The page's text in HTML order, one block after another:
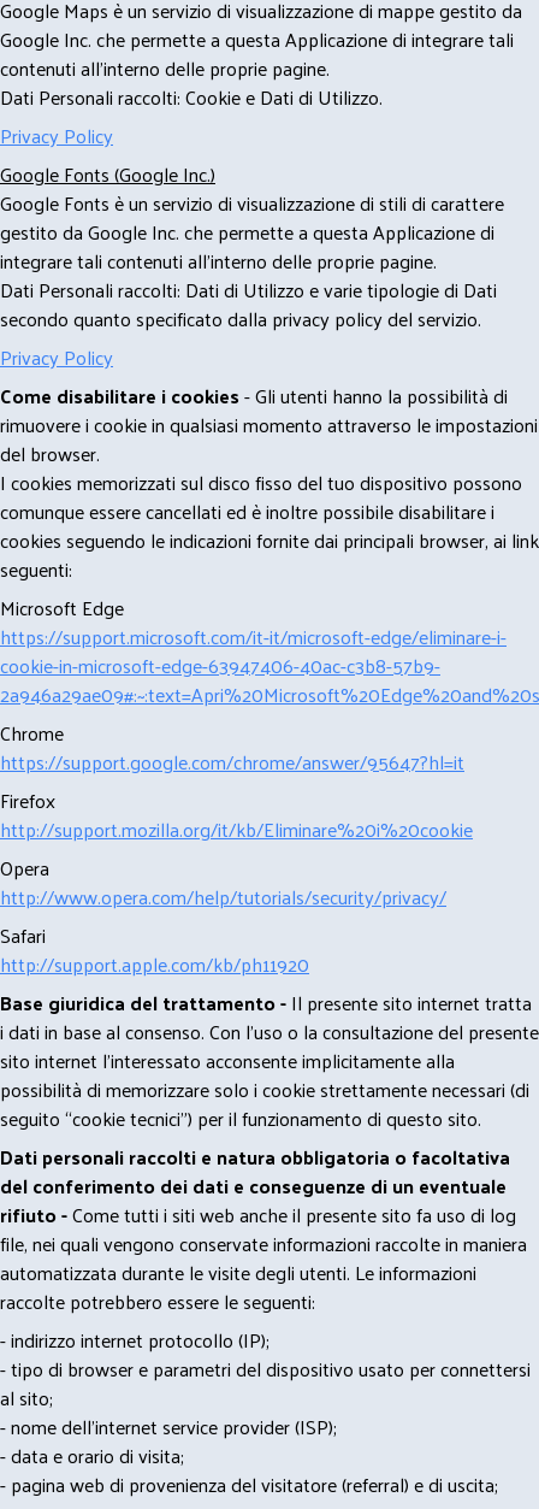
Google Maps è un servizio di visualizzazione di mappe gestito da
Google Inc. che permette a questa Applicazione di integrare tali
contenuti all'interno delle proprie pagine.
Dati Personali raccolti: Cookie e Dati di Utilizzo.
Privacy Policy
Google Fonts (Google Inc.)
Google Fonts è un servizio di visualizzazione di stili di carattere
gestito da Google Inc. che permette a questa Applicazione di
integrare tali contenuti all'interno delle proprie pagine.
Dati Personali raccolti: Dati di Utilizzo e varie tipologie di Dati
secondo quanto specificato dalla privacy policy del servizio.
Privacy Policy
Come disabilitare i cookies- Gli utenti hanno la possibilità di
rimuovere i cookie in qualsiasi momento attraverso le impostazioni
del browser.
I cookies memorizzati sul disco fisso del tuo dispositivo possono
comunque essere cancellati ed è inoltre possibile disabilitare i
cookies seguendo le indicazioni fornite dai principali browser, ai link
seguenti:
Microsoft Edge
https://support.microsoft.com/it-it/microsoft-edge/eliminare-i-
cookie-in-microsoft-edge-63947406-40ac-c3b8-57b9-
Chrome
https://support.google.com/chrome/answer/95647?hl=it
Firefox
http://support.mozilla.org/it/kb/Eliminare%20i%20cookie
Opera
http://www.opera.com/help/tutorials/security/privacy/
Safari
http://support.apple.com/kb/ph11920
Base giuridica del trattamento -Il presente sito internet tratta
i dati in base al consenso. Con l'uso o la consultazione del presente
sito internet l’interessato acconsente implicitamente alla
possibilità di memorizzare solo i cookie strettamente necessari (di
seguito “cookie tecnici”) per il funzionamento di questo sito.
Dati personali raccolti e natura obbligatoria o facoltativa
del conferimento dei dati e conseguenze di un eventuale
rifiuto -Come tutti i siti web anche il presente sito fa uso di log
file, nei quali vengono conservate informazioni raccolte in maniera
automatizzata durante le visite degli utenti. Le informazioni
raccolte potrebbero essere le seguenti:
- indirizzo internet protocollo (IP);
- tipo di browser e parametri del dispositivo usato per connettersi
al sito;
- nome dell'internet service provider (ISP);
- data e orario di visita;
- pagina web di provenienza del visitatore (referral) e di uscita;